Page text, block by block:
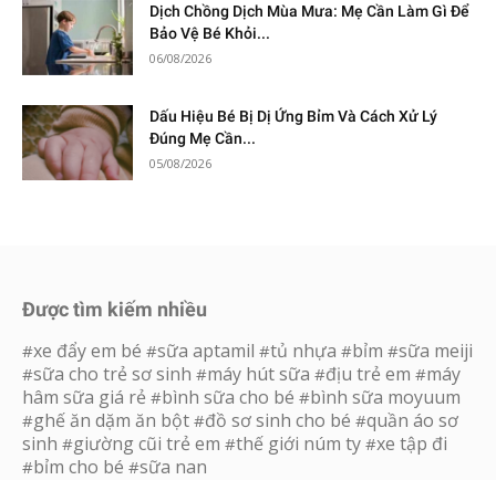
Dịch Chồng Dịch Mùa Mưa: Mẹ Cần Làm Gì Để
Bảo Vệ Bé Khỏi...
06/08/2026
Dấu Hiệu Bé Bị Dị Ứng Bỉm Và Cách Xử Lý
Đúng Mẹ Cần...
05/08/2026
Được tìm kiếm nhiều
#xe đẩy em bé #sữa aptamil #tủ nhựa #bỉm #sữa meiji
#sữa cho trẻ sơ sinh #máy hút sữa #địu trẻ em #máy
hâm sữa giá rẻ #bình sữa cho bé #bình sữa moyuum
#ghế ăn dặm ăn bột #đồ sơ sinh cho bé #quần áo sơ
sinh #giường cũi trẻ em #thế giới núm ty #xe tập đi
#bỉm cho bé #sữa nan